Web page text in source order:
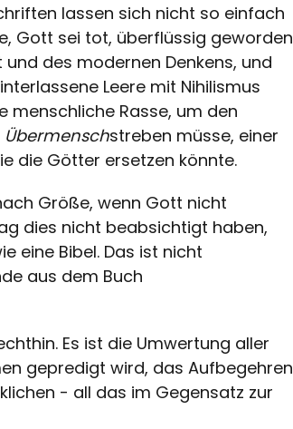
lassen sich nicht so einfach
Gott sei tot, überflüssig geworden
des modernen Denkens, und
Leere mit Nihilismus
menschliche Rasse, um den
Übermenschstreben müsse, einer
die Götter ersetzen könnte.
Größe, wenn Gott nicht
dies nicht beabsichtigt haben,
eine Bibel. Das ist nicht
aus dem Buch
Es ist die Umwertung aller
gepredigt wird, das Aufbegehren
- all das im Gegensatz zur